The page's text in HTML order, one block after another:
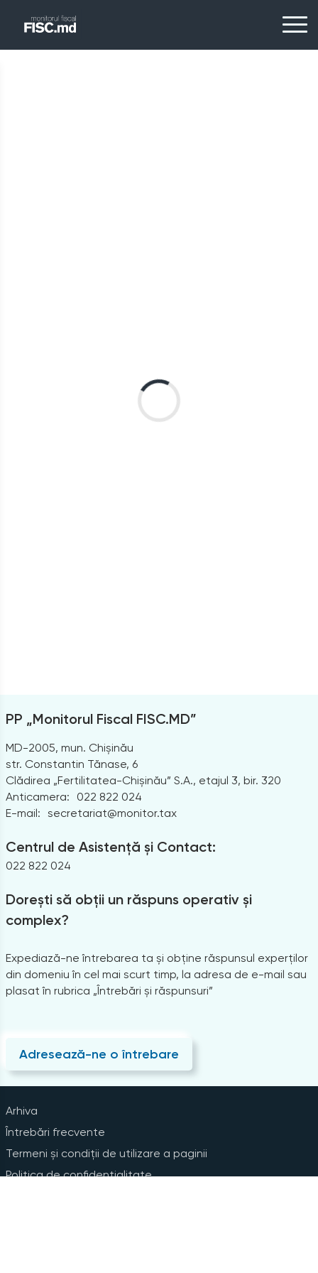
PP „Monitorul Fiscal FISC.MD”
MD-2005, mun. Chișinău
str. Constantin Tănase, 6
Clădirea „Fertilitatea-Chișinău” S.A., etajul 3, bir. 320
Anticamera:
022 822 024
E-mail: secretariat@monitor.tax
Centrul de Asistență și Contact:
022 822 024
Dorești să obții un răspuns operativ și
complex?
Expediază-ne întrebarea ta și obține răspunsul experților
din domeniu în cel mai scurt timp, la adresa de e-mail sau
plasat în rubrica „Întrebări și răspunsuri”
Adresează-ne o întrebare
Arhiva
Întrebări frecvente
Termeni și condiții de utilizare a paginii
Politica de confidențialitate